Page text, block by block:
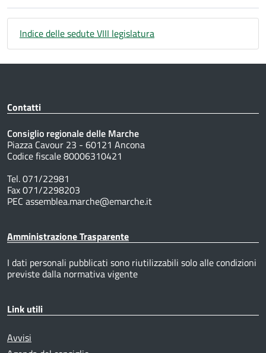
Indice delle sedute VIII legislatura
Contatti
Consiglio regionale delle Marche
Piazza Cavour 23 - 60121 Ancona
Codice fiscale 80006310421
Tel. 071/22981
Fax 071/2298203
PEC assemblea.marche@emarche.it
Amministrazione Trasparente
I dati personali pubblicati sono riutilizzabili solo alle condizioni
previste dalla normativa vigente
Link utili
Avvisi